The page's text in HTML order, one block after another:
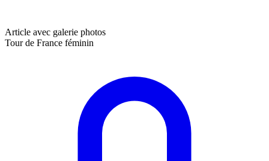
Article avec galerie photos
Tour de France féminin